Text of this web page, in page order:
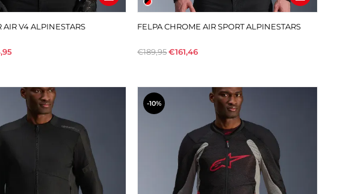
AIR V4 ALPINESTARS FELPA CHROME AIR SPORT ALPINESTARS
€189,95€161,46
-10%